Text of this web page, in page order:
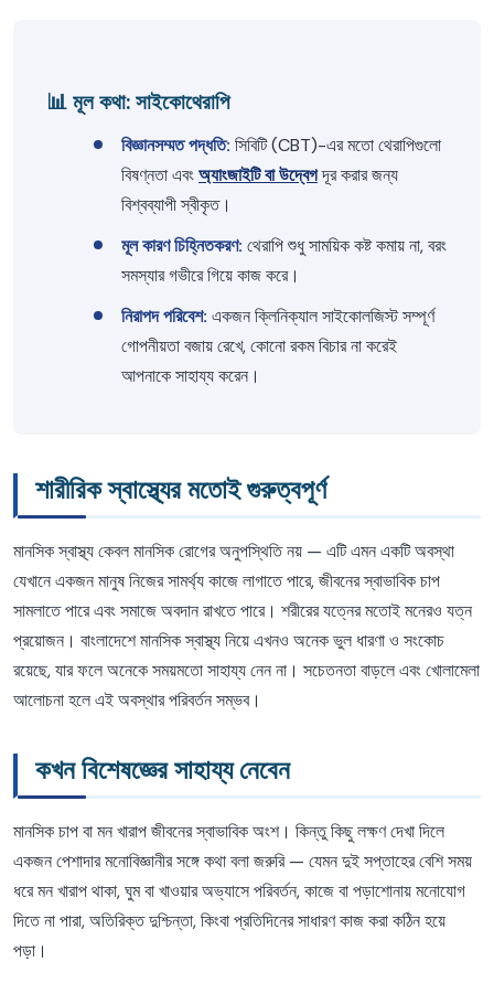
📊 মূল কথা: সাইকোথেরাপি
বিজ্ঞানসম্মত পদ্ধতি: সিবিটি (CBT)-এর মতো থেরাপিগুলো
বিষণ্নতা এবংঅ্যাংজাইটি বা উদ্বেগদূর করার জন্য
বিশ্বব্যাপী স্বীকৃত।
মূল কারণ চিহ্নিতকরণ: থেরাপি শুধু সাময়িক কষ্ট কমায় না, বরং
সমস্যার গভীরে গিয়ে কাজ করে।
নিরাপদ পরিবেশ: একজন ক্লিনিক্যাল সাইকোলজিস্ট সম্পূর্ণ
গোপনীয়তা বজায় রেখে, কোনো রকম বিচার না করেই
আপনাকে সাহায্য করেন।
শারীরিক স্বাস্থ্যের মতোই গুরুত্বপূর্ণ
মানসিক স্বাস্থ্য কেবল মানসিক রোগের অনুপস্থিতি নয় — এটি এমন একটি অবস্থা
যেখানে একজন মানুষ নিজের সামর্থ্য কাজে লাগাতে পারে, জীবনের স্বাভাবিক চাপ
সামলাতে পারে এবং সমাজে অবদান রাখতে পারে। শরীরের যত্নের মতোই মনেরও যত্ন
প্রয়োজন। বাংলাদেশে মানসিক স্বাস্থ্য নিয়ে এখনও অনেক ভুল ধারণা ও সংকোচ
রয়েছে, যার ফলে অনেকে সময়মতো সাহায্য নেন না। সচেতনতা বাড়লে এবং খোলামেলা
আলোচনা হলে এই অবস্থার পরিবর্তন সম্ভব।
কখন বিশেষজ্ঞের সাহায্য নেবেন
মানসিক চাপ বা মন খারাপ জীবনের স্বাভাবিক অংশ। কিন্তু কিছু লক্ষণ দেখা দিলে
একজন পেশাদার মনোবিজ্ঞানীর সঙ্গে কথা বলা জরুরি — যেমন দুই সপ্তাহের বেশি সময়
ধরে মন খারাপ থাকা, ঘুম বা খাওয়ার অভ্যাসে পরিবর্তন, কাজে বা পড়াশোনায় মনোযোগ
দিতে না পারা, অতিরিক্ত দুশ্চিন্তা, কিংবা প্রতিদিনের সাধারণ কাজ করা কঠিন হয়ে
পড়া।